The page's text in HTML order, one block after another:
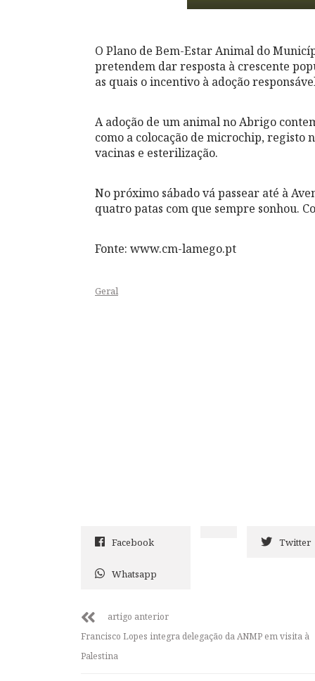
O Plano de Bem-Estar Animal do
pretendem dar resposta à crescente
as quais o incentivo à adoção
A adoção de um animal no Abrigo
como a colocação de microchip, registo
vacinas e esterilização.
No próximo sábado vá passear até à
quatro patas com que sempre sonhou.
Fonte: www.cm-lamego.pt
Geral
Facebook Twitter
Whatsapp
artigo anterior
Francisco Lopes integra delegação da ANMP em visita à
Palestina